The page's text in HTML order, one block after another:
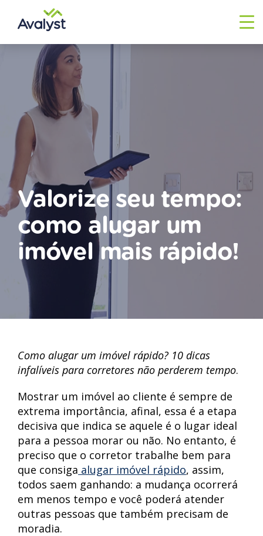
Valorize seu tempo:
como alugar um
imóvel mais rápido!
Como alugar um imóvel rápido? 10 dicas
infalíveis para corretores não perderem tempo.
Mostrar um imóvel ao cliente é sempre de
extrema importância, afinal, essa é a etapa
decisiva que indica se aquele é o lugar ideal
para a pessoa morar ou não. No entanto, é
preciso que o corretor trabalhe bem para
que consiga alugar imóvel rápido, assim,
todos saem ganhando: a mudança ocorrerá
em menos tempo e você poderá atender
outras pessoas que também precisam de
moradia.